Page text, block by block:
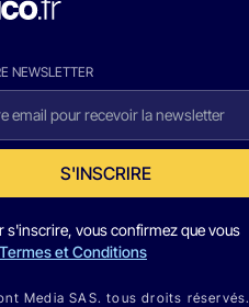
NEWSLETTER
S'INSCRIRE
s'inscrire, vous confirmez que vous
Termes et Conditions
Media SAS. tous droits réservés.